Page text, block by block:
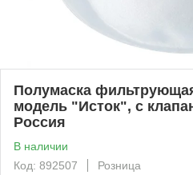
Полумаска
модель "Исток", с
Россия
В наличии
Код: 892507
Розница